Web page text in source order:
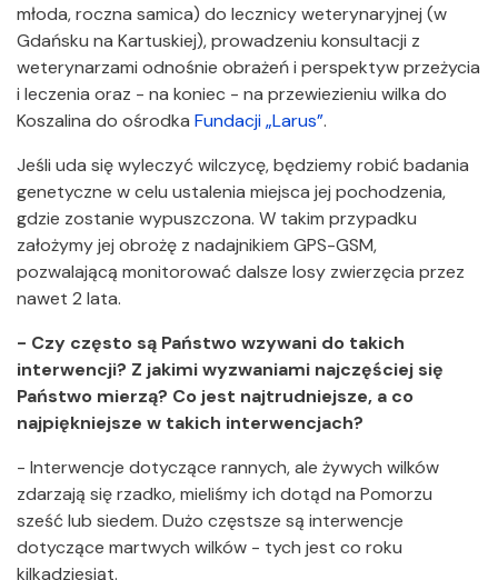
młoda, roczna samica) do lecznicy weterynaryjnej (w
Gdańsku na Kartuskiej), prowadzeniu konsultacji z
weterynarzami odnośnie obrażeń i perspektyw przeżycia
i leczenia oraz - na koniec - na przewiezieniu wilka do
Koszalina do ośrodka Fundacji „Larus”.
Jeśli uda się wyleczyć wilczycę, będziemy robić badania
genetyczne w celu ustalenia miejsca jej pochodzenia,
gdzie zostanie wypuszczona. W takim przypadku
założymy jej obrożę z nadajnikiem GPS-GSM,
pozwalającą monitorować dalsze losy zwierzęcia przez
nawet 2 lata.
- Czy często są Państwo wzywani do takich
interwencji? Z jakimi wyzwaniami najczęściej się
Państwo mierzą? Co jest najtrudniejsze, a co
najpiękniejsze w takich interwencjach?
- Interwencje dotyczące rannych, ale żywych wilków
zdarzają się rzadko, mieliśmy ich dotąd na Pomorzu
sześć lub siedem. Dużo częstsze są interwencje
dotyczące martwych wilków - tych jest co roku
kilkadziesiąt.